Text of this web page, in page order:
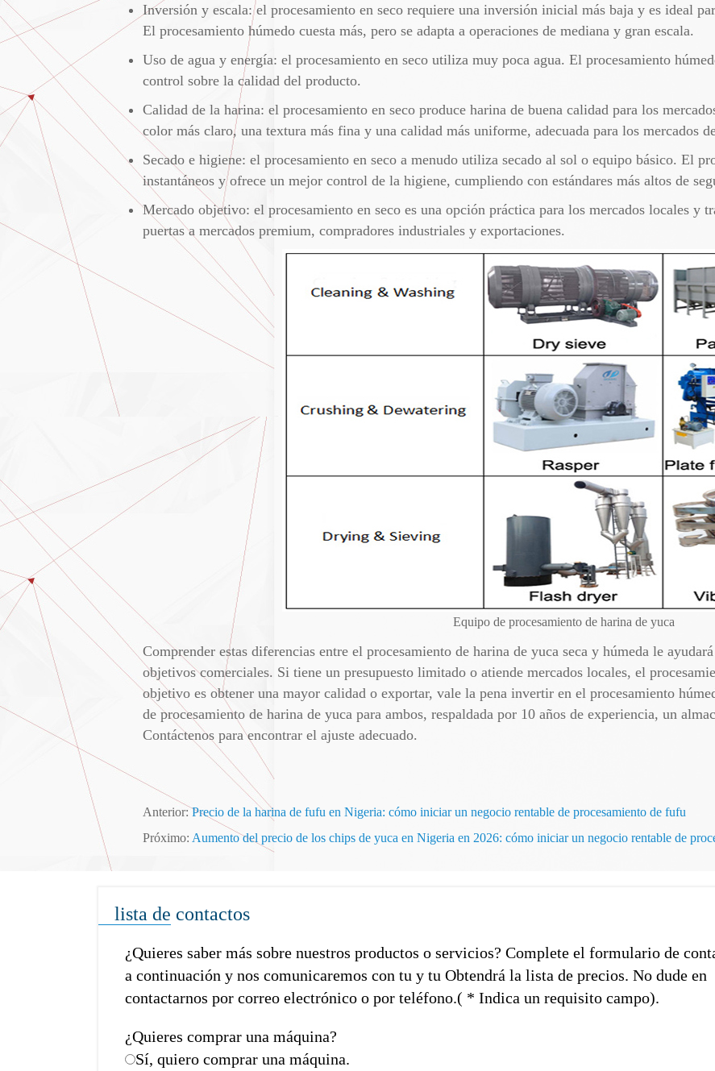
Inversión y escala: el procesamiento en seco requiere una inversión inicial más baja y es ideal
El procesamiento húmedo cuesta más, pero se adapta a operaciones de mediana y gran escala.
Uso de agua y energía: el procesamiento en seco utiliza muy poca agua. El procesamiento
control sobre la calidad del producto.
Calidad de la harina: el procesamiento en seco produce harina de buena calidad para los
color más claro, una textura más fina y una calidad más uniforme, adecuada para los mercados
Secado e higiene: el procesamiento en seco a menudo utiliza secado al sol o equipo básico. El
instantáneos y ofrece un mejor control de la higiene, cumpliendo con estándares más altos de
Mercado objetivo: el procesamiento en seco es una opción práctica para los mercados locales y
puertas a mercados premium, compradores industriales y exportaciones.
Equipo de procesamiento de harina de yuca
Comprender estas diferencias entre el procesamiento de harina de yuca seca y húmeda le
objetivos comerciales. Si tiene un presupuesto limitado o atiende mercados locales, el
objetivo es obtener una mayor calidad o exportar, vale la pena invertir en el procesamiento
de procesamiento de harina de yuca para ambos, respaldada por 10 años de experiencia, un
Contáctenos para encontrar el ajuste adecuado.
Anterior:Precio de la harina de fufu en Nigeria: cómo iniciar un negocio rentable de procesamiento de fufu
Próximo: Aumento del precio de los chips de yuca en Nigeria en 2026: cómo iniciar un negocio rentable de
lista de contactos
¿Quieres saber más sobre nuestros productos o servicios? Complete el formulario de
a continuación y nos comunicaremos con tu y tu Obtendrá la lista de precios. No dude en
contactarnos por correo electrónico o por teléfono.( * Indica un requisito campo).
¿Quieres comprar una máquina?
Sí, quiero comprar una máquina.